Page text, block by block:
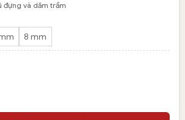
đựng và dăm trầm
8 mm
108 hạt hàng rừng tông mùi ngọt sữa siêu